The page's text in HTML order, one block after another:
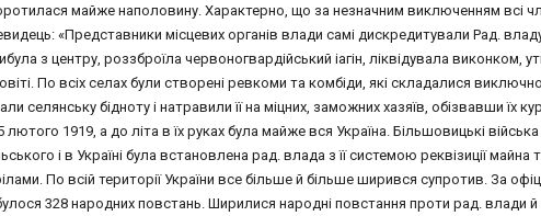
майже наполовину. Характерно, що за незначним виключенням всі
«Представники місцевих органів влади самі дискредитували Рад.
з центру, роззброїла червоногвардійський іагін, ліквідувала виконком,
По всіх селах були створені ревкоми та комбіди, які складалися
селянську бідноту і натравили її на міцних, заможних хазяїв, обізвавши їх
1919, а до літа в їх руках була майже вся Україна. Більшовицькі війська
і в Україні була встановлена рад. влада з її системою реквізиції майна
По всій території України все більше й більше ширився супротив. За
328 народних повстань. Ширилися народні повстання проти рад. влади й